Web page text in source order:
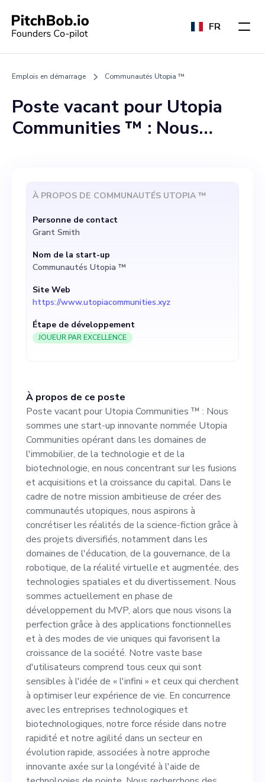
FR
Emplois en démarrage Communautés Utopia ™️
Poste vacant pour Utopia
Communities ™️ : Nous
Communities opérant dans
les domaines de l'immobilier,
de la technologie et de la
biotechnologie, en nous
concentrant sur les fusions
et acquisitions et la
croissance du capital. Dans
le cadre de notre mission
nous aspirons à concrétiser
les réalités de la science-
fiction grâce à des projets
diversifiés, notamment dans
les domaines de l'éducation,
de la gouvernance, de la
robotique, de la réalité
virtuelle et augmentée, des
technologies spatiales et du
divertissement. Nous
sommes actuellement en
phase de développement du
MVP, alors que nous visons
la perfection grâce à des
applications fonctionnelles
et à des modes de vie
uniques qui favorisent la
croissance de la société.
À propos de ce poste
Poste vacant pour Utopia Communities ™️ : Nous
sommes une start-up innovante nommée Utopia
Communities opérant dans les domaines de
l'immobilier, de la technologie et de la
biotechnologie, en nous concentrant sur les fusions
et acquisitions et la croissance du capital. Dans le
cadre de notre mission ambitieuse de créer des
communautés utopiques, nous aspirons à
concrétiser les réalités de la science-fiction grâce à
des projets diversifiés, notamment dans les
domaines de l'éducation, de la gouvernance, de la
robotique, de la réalité virtuelle et augmentée, des
technologies spatiales et du divertissement. Nous
sommes actuellement en phase de
développement du MVP, alors que nous visons la
perfection grâce à des applications fonctionnelles
et à des modes de vie uniques qui favorisent la
croissance de la société. Notre vaste base
d'utilisateurs comprend tous ceux qui sont
sensibles à l'idée de « l'infini » et ceux qui cherchent
à optimiser leur expérience de vie. En concurrence
avec les entreprises technologiques et
biotechnologiques, notre force réside dans notre
rapidité et notre agilité dans un secteur en
évolution rapide, associées à notre approche
innovante axée sur la longévité à l'aide de
À PROPOS DE COMMUNAUTÉS UTOPIA ™️
Personne de contact
Grant Smith
Nom de la start-up
Communautés Utopia ™️
Site Web
https://www.utopiacommunities.xyz
Étape de développement
JOUEUR PAR EXCELLENCE